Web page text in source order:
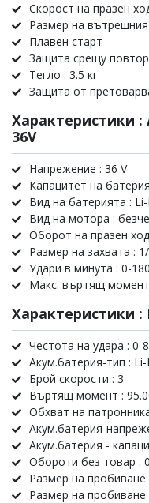
Скорост на празен
Размер на
Плавен старт
Защита срещу
Тегло : 3.5 кг
Защита от
Характеристики :
36V
Напрежение : 36 V
Капацитет на
Вид на батерията :
Вид на мотора :
Оборот на празен
Размер на захвата :
Удари в минута : 0-
Макс. въртящ
Характеристики :
Честота на удара : 0-
Акум.батерия-тип :
Брой скорости : 3
Въртящ момент :
Обхват на
Акум.батерия-
Акум.батерия -
Обороти без товар :
Размер на
Размер на